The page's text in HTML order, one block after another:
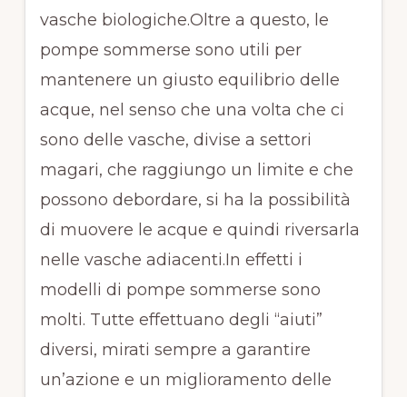
vasche biologiche.Oltre a questo, le
pompe sommerse sono utili per
mantenere un giusto equilibrio delle
acque, nel senso che una volta che ci
sono delle vasche, divise a settori
magari, che raggiungo un limite e che
possono debordare, si ha la possibilità
di muovere le acque e quindi riversarla
nelle vasche adiacenti.In effetti i
modelli di pompe sommerse sono
molti. Tutte effettuano degli “aiuti”
diversi, mirati sempre a garantire
un’azione e un miglioramento delle